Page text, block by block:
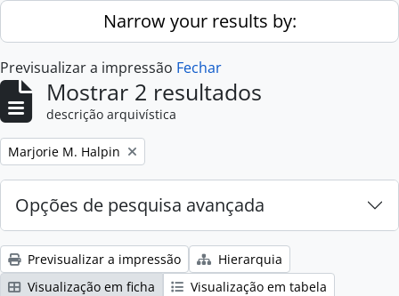
Skip to main contentNarrow your results by:
Previsualizar a impressão Fechar
Mostrar 2 resultados
descrição arquivística
Remove filter:
Marjorie M. Halpin
Opções de pesquisa avançada
Previsualizar a impressão
Hierarquia
Visualização em ficha
Visualização em tabela